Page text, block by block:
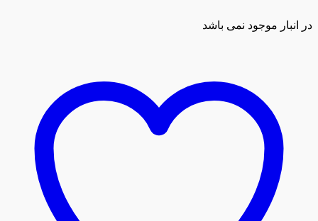
در انبار موجود نمی باشد